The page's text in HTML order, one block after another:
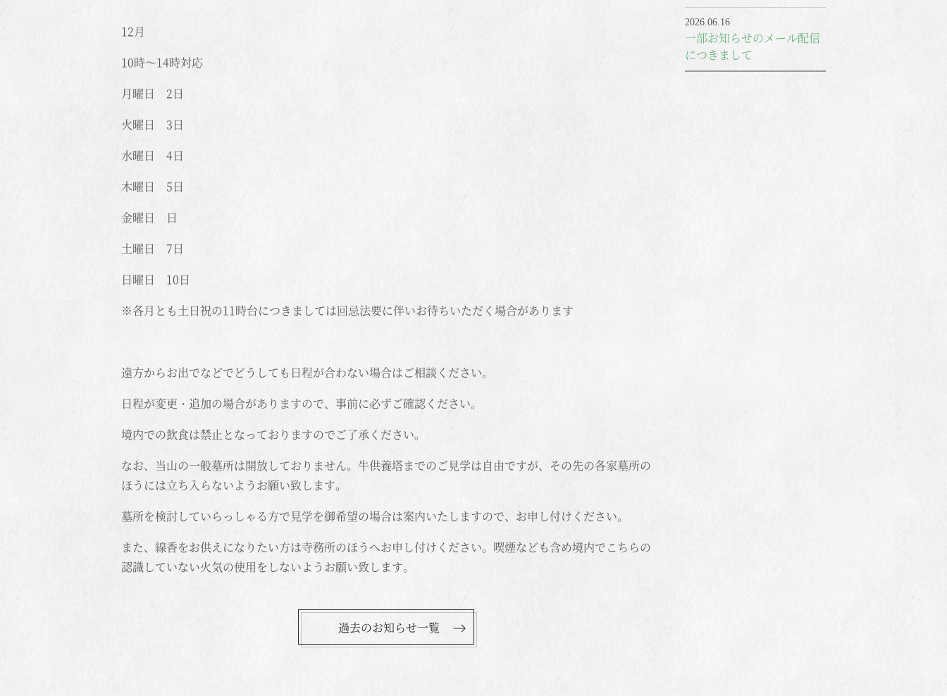
12月
10時～14時対応
月曜日 2日
火曜日 3日
水曜日 4日
木曜日 5日
金曜日 日
土曜日 7日
日曜日 10日
※各月とも土日祝の11時台につきましては回忌法要に伴いお待ちいただく場合があります
遠方からお出でなどでどうしても日程が合わない場合はご相談ください。
日程が変更・追加の場合がありますので、事前に必ずご確認ください。
境内での飲食は禁止となっておりますのでご了承ください。
なお、当山の一般墓所は開放しておりません。牛供養塔までのご見学は自由ですが、その先の各家墓所の
ほうには立ち入らないようお願い致します。
墓所を検討していらっしゃる方で見学を御希望の場合は案内いたしますので、お申し付けください。
また、線香をお供えになりたい方は寺務所のほうへお申し付けください。喫煙なども含め境内でこちらの
認識していない火気の使用をしないようお願い致します。
過去のお知らせ一覧
2026.06.16
一部お知らせのメール配信
につきまして